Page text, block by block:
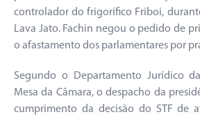
controlador do frigorífico Friboi,
Lava Jato. Fachin negou o pedido de
o afastamento dos parlamentares por
Segundo o Departamento Jurídico
Mesa da Câmara, o despacho da
cumprimento da decisão do STF de